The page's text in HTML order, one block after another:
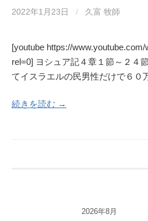
2022年1月23日 / 久富 牧師
[youtube https://
rel=0] ヨシュア記４章１節～２４
てイスラエルの民男性だけで６
続きを読む →
2026年8月